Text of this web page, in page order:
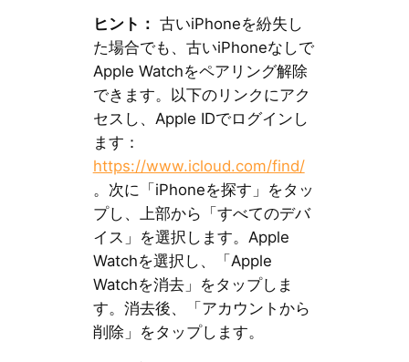
ヒント： 古いiPhoneを紛失し
た場合でも、古いiPhoneなしで
Apple Watchをペアリング解除
できます。以下のリンクにアク
セスし、Apple IDでログインし
ます：
https://www.icloud.com/find/
。次に「iPhoneを探す」をタッ
プし、上部から「すべてのデバ
イス」を選択します。Apple
Watchを選択し、「Apple
Watchを消去」をタップしま
す。消去後、「アカウントから
削除」をタップします。